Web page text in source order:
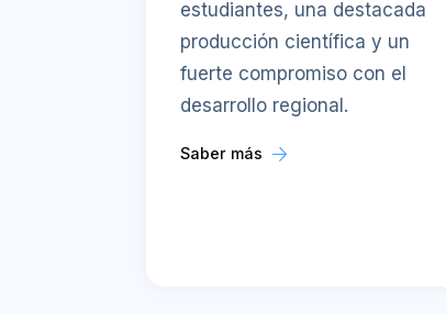
estudiantes, una destacada
producción científica y un
fuerte compromiso con el
desarrollo regional.
Saber más